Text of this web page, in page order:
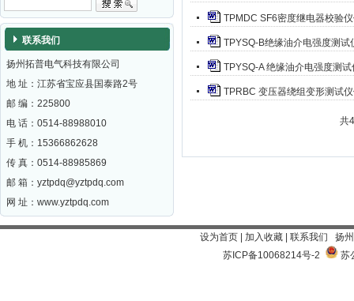
联系我们
扬州拓普电气科技有限公司
地 址：江苏省宝应县国泰路2号
邮 编： 225800
电 话：0514-88988010
手 机：15366862628
传 真：0514-88985869
邮 箱： yztpdq@yztpdq.com
网 址： www.yztpdq.com
TPMDC SF6密度继电器校验
TPYSQ-B绝缘油介电强度测试
TPYSQ-A 绝缘油介电强度测
TPRBC 变压器绕组变形测试
共
设为首页 加入收藏 联系我们 扬
苏ICP备10068214号-2
苏